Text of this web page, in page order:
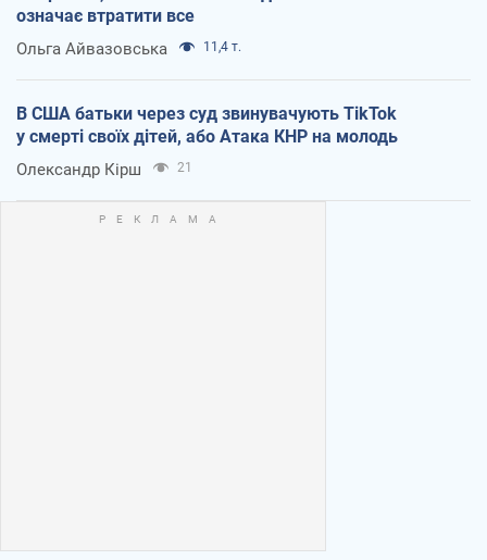
означає втратити все
Ольга Айвазовська 11,4 т.
В США батьки через суд звинувачують TikTok
у смерті своїх дітей, або Атака КНР на молодь
Олександр Кірш 21